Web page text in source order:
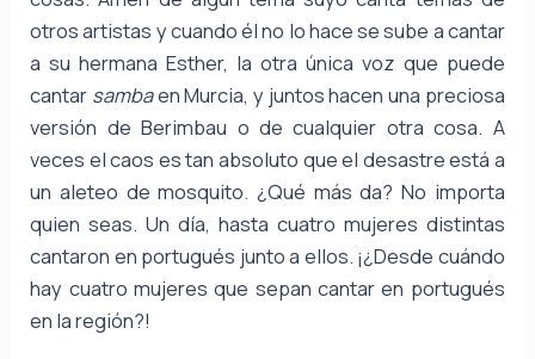
otros artistas y cuando él no lo hace se sube a cantar
a su hermana Esther, la otra única voz que puede
cantar sambaen Murcia, y juntos hacen una preciosa
versión de Berimbau o de cualquier otra cosa. A
veces el caos es tan absoluto que el desastre está a
un aleteo de mosquito. ¿Qué más da? No importa
quien seas. Un día, hasta cuatro mujeres distintas
cantaron en portugués junto a ellos. ¡¿Desde cuándo
hay cuatro mujeres que sepan cantar en portugués
en la región?!